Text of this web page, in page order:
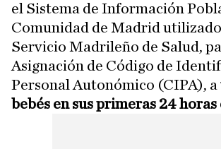
el Sistema de Información
Comunidad de Madrid
Servicio Madrileño de Salud,
Asignación de Código de
Personal Autonómico (CIPA), a
bebés en sus primeras 24 horas